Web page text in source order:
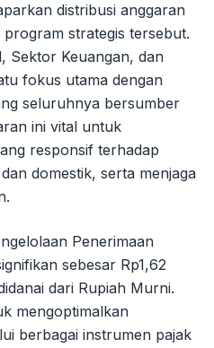
distribusi anggaran
strategis tersebut.
Sektor Keuangan, dan
fokus utama dengan
seluruhnya bersumber
ini vital untuk
responsif terhadap
domestik, serta menjaga
Penerimaan
sebesar Rp1,62
dari Rupiah Murni.
mengoptimalkan
berbagai instrumen pajak